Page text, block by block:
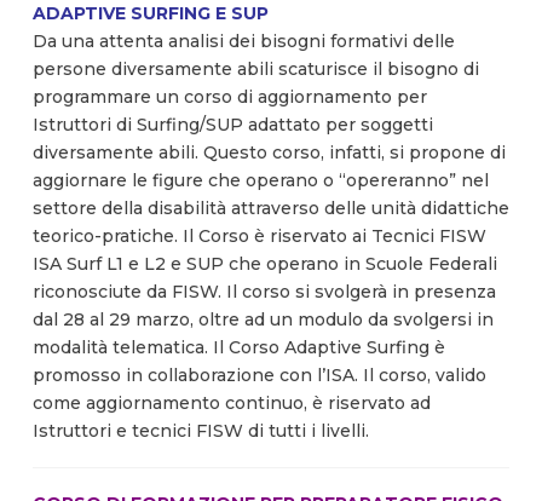
ADAPTIVE SURFING E SUP
Da una attenta analisi dei bisogni formativi delle
persone diversamente abili scaturisce il bisogno di
programmare un corso di aggiornamento per
Istruttori di Surfing/SUP adattato per soggetti
diversamente abili. Questo corso, infatti, si propone di
aggiornare le figure che operano o “opereranno” nel
settore della disabilità attraverso delle unità didattiche
teorico-pratiche. Il Corso è riservato ai Tecnici FISW
ISA Surf L1 e L2 e SUP che operano in Scuole Federali
riconosciute da FISW. Il corso si svolgerà in presenza
dal 28 al 29 marzo, oltre ad un modulo da svolgersi in
modalità telematica. Il Corso Adaptive Surfing è
promosso in collaborazione con l’ISA. Il corso, valido
come aggiornamento continuo, è riservato ad
Istruttori e tecnici FISW di tutti i livelli.